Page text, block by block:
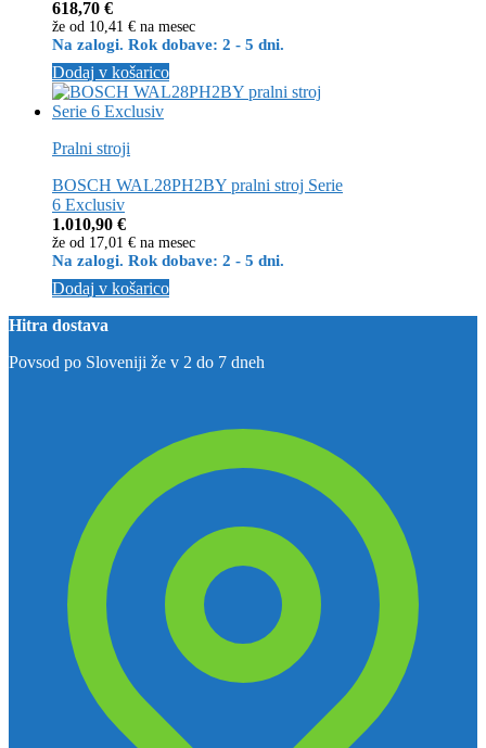
618,70 €
že od 10,41 € na mesec
Na zalogi. Rok dobave: 2 - 5 dni.
Dodaj v košarico
Pralni stroji
BOSCH WAL28PH2BY pralni stroj Serie
6 Exclusiv
1.010,90 €
že od 17,01 € na mesec
Na zalogi. Rok dobave: 2 - 5 dni.
Dodaj v košarico
Hitra dostava
Povsod po Sloveniji že v 2 do 7 dneh